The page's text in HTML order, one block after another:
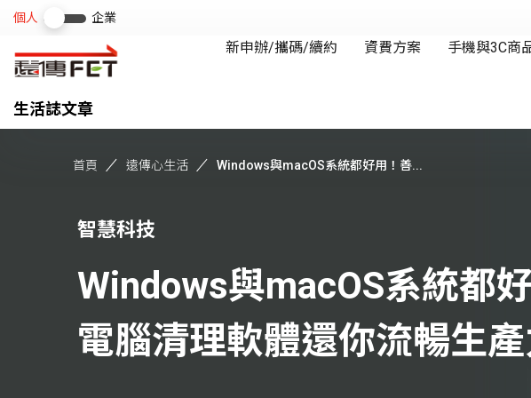
生活誌文章
首頁 遠傳心生活 Windows與macOS系統都好用！善...
智慧科技
Windows與macOS系統都
電腦清理軟體還你流暢生